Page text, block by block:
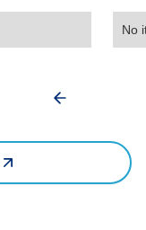
No